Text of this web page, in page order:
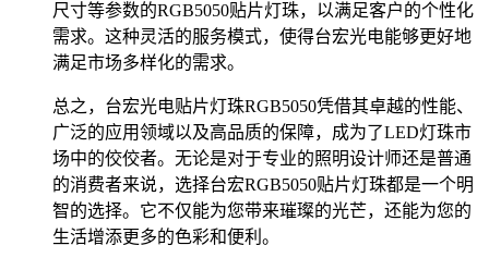
尺寸等参数的RGB5050贴片灯珠，以满足客户的个性化
需求。这种灵活的服务模式，使得台宏光电能够更好地
满足市场多样化的需求。
总之，台宏光电贴片灯珠RGB5050凭借其卓越的性能、
广泛的应用领域以及高品质的保障，成为了LED灯珠市
场中的佼佼者。无论是对于专业的照明设计师还是普通
的消费者来说，选择台宏RGB5050贴片灯珠都是一个明
智的选择。它不仅能为您带来璀璨的光芒，还能为您的
生活增添更多的色彩和便利。